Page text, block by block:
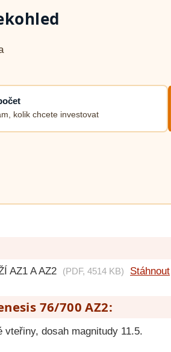
kolik chcete investovat
AZ1 A AZ2 (PDF, 4514 KB) Stáhnout
76/700 AZ2:
dosah magnitudy 11.5.